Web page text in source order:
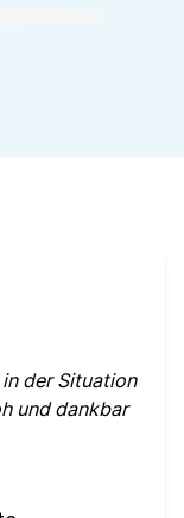
der Situation
und dankbar